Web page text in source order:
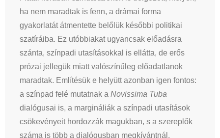
ha nem maradtak is fenn, a drámai forma
gyakorlatát átmentette belőlük későbbi politikai
szatíráiba. Ez utóbbiakat ugyancsak előadásra
szánta, színpadi utasításokkal is ellátta, de erős
prózai jellegük miatt valószínűleg előadatlanok
maradtak. Említésük e helyütt azonban igen fontos:
a színpad felé mutatnak a Novissima Tuba
dialógusai is, a margináliák a színpadi utasítások
csökevényeit hordozzák magukban, s a szereplők
száma is több a dialógusban megkívántnál.